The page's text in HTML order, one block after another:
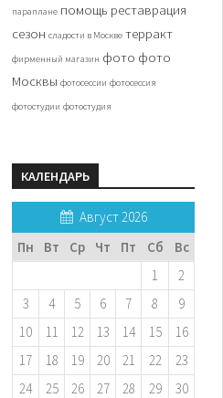
параплане помощь реставрация
сезон сладости в Москве терракт
фирменный магазин фото фото
Москвы фотосессии фотосессия
фотостудии фотостудия
КАЛЕНДАРЬ
Август 2026
Пн
Вт Ср Чт Пт Сб Вс
1
2
3
4 5 6 7 8
9
10
11 12 13 14 15
16
17
18 19 20 21 22
23
24
25 26 27 28 29
30